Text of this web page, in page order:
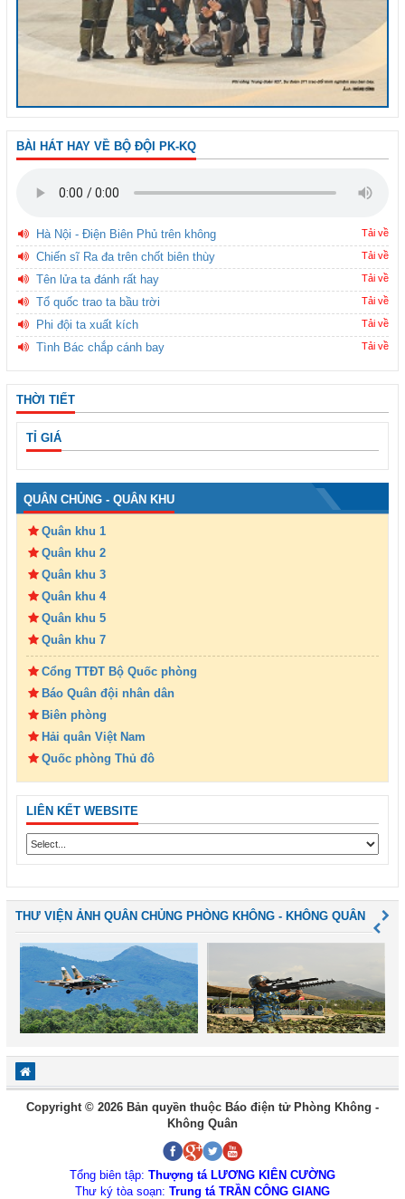
BÀI HÁT HAY VỀ BỘ ĐỘI PK-KQ
Hà Nội - Điện Biên Phủ trên không Tải về
Chiến sĩ Ra đa trên chốt biên thùy Tải về
Tên lửa ta đánh rất hay Tải về
Tổ quốc trao ta bầu trời Tải về
Phi đội ta xuất kích Tải về
Tình Bác chắp cánh bay Tải về
THỜI TIẾT
TỈ GIÁ
QUÂN CHỦNG - QUÂN KHU
Quân khu 1
Quân khu 2
Quân khu 3
Quân khu 4
Quân khu 5
Quân khu 7
Cổng TTĐT Bộ Quốc phòng
Báo Quân đội nhân dân
Biên phòng
Hải quân Việt Nam
Quốc phòng Thủ đô
LIÊN KẾT WEBSITE
THƯ VIỆN ẢNH QUÂN CHỦNG PHÒNG KHÔNG - KHÔNG QUÂN
Copyright © 2026 Bản quyền thuộc Báo điện tử Phòng Không -
Không Quân
Tổng biên tập: Thượng tá LƯƠNG KIÊN CƯỜNG
Thư ký tòa soạn: Trung tá TRẦN CÔNG GIANG